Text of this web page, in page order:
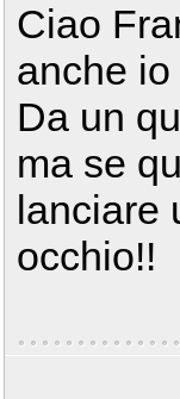
Ciao
anche
Da un
ma se
lanciare
occhio!!